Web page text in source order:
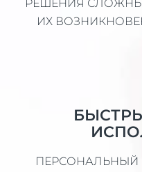
РЕШЕНИЯ
ИХ
ПЕРСОНАЛЬНЫЙ